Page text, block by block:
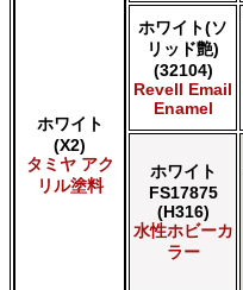
ホワイト
(X2)
タミヤ アク
リル塗料
ホワイト(ソ
リッド艶)
(32104)
Revell Email
Enamel
ホワイト
FS17875
(H316)
水性ホビーカ
ラー